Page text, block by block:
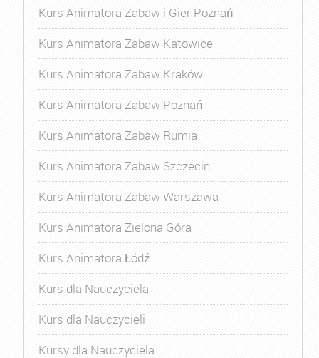
Kurs Animatora Zabaw i Gier Poznań
Kurs Animatora Zabaw Katowice
Kurs Animatora Zabaw Kraków
Kurs Animatora Zabaw Poznań
Kurs Animatora Zabaw Rumia
Kurs Animatora Zabaw Szczecin
Kurs Animatora Zabaw Warszawa
Kurs Animatora Zielona Góra
Kurs Animatora Łódź
Kurs dla Nauczyciela
Kurs dla Nauczycieli
Kursy dla Nauczyciela